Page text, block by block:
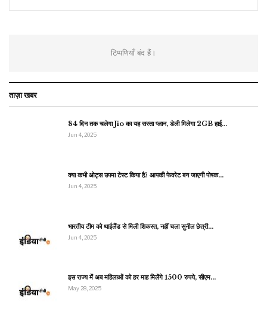
टिप्पणियाँ बंद हैं।
ताज़ा खबर
84 दिन तक चलेगा Jio का यह सस्ता प्लान, डेली मिलेगा 2GB हाई…
Jun 4, 2025
क्या कभी ओट्स उपमा टेस्ट किया है? आपकी फेवरेट बन जाएगी पोषक…
Jun 4, 2025
भारतीय टीम को थाईलैंड से मिली शिकस्त, नहीं चला सुनील छेत्री…
Jun 4, 2025
इस राज्य में अब महिलाओं को हर माह मिलेंगे 1500 रुपये, सीएम…
May 28, 2025